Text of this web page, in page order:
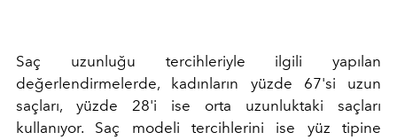
Saç uzunluğu tercihleriyle ilgili yapılan
değerlendirmelerde, kadınların yüzde 67'si uzun
saçları, yüzde 28'i ise orta uzunluktaki saçları
kullanıyor. Saç modeli tercihlerini ise yüz tipine